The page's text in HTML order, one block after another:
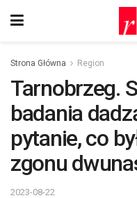
Strona Główna Region
Tarnobrzeg.
badania
pytanie, co
zgonu
2023-08-22